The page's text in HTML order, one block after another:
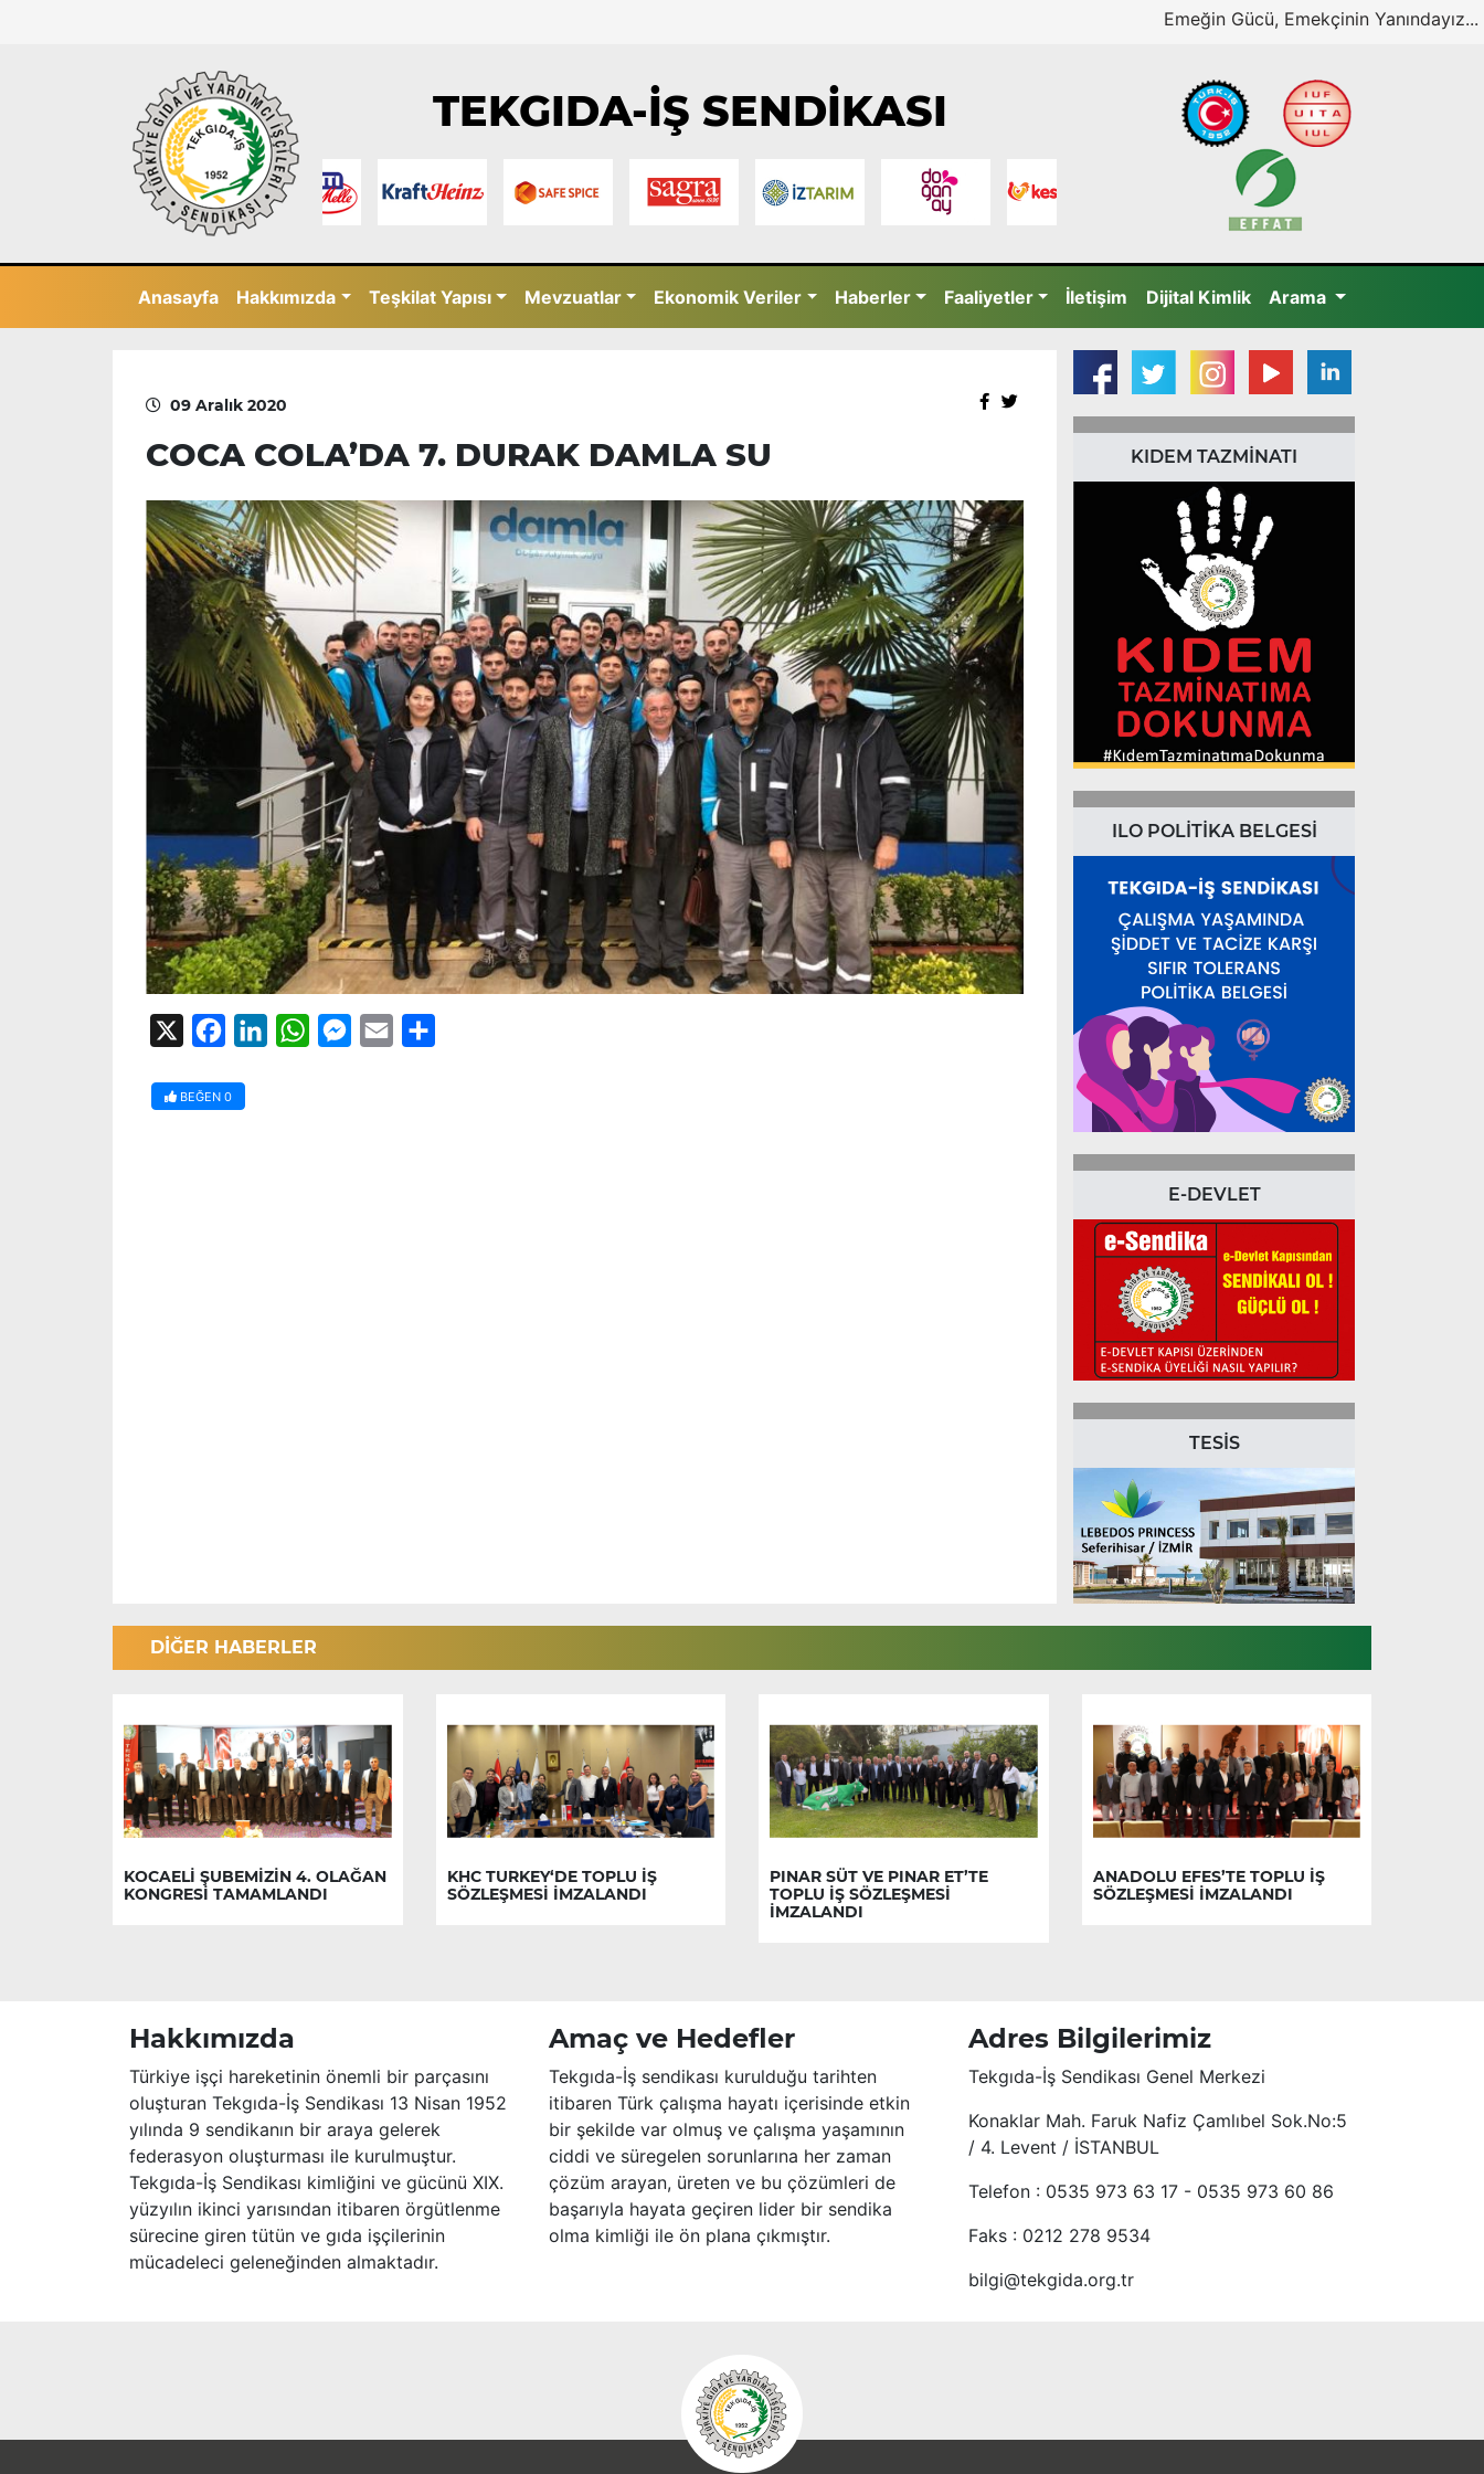
Emeğin Gücü, Emekçinin Yanındayız...
TEKGIDA-İŞ SENDİKASI
Anasayfa Hakkımızda Teşkilat Yapısı Mevzuatlar Ekonomik Veriler Haberler Faaliyetler İletişim Dijital Kimlik Arama
09 Aralık 2020
COCA COLA’DA 7. DURAK DAMLA SU
FacebookLinkedInWhatsAppMessenger
Email
BEĞEN 0
KIDEM TAZMİNATI
ILO POLİTİKA BELGESİ
E-DEVLET
TESİS
DİĞER HABERLER
KOCAELİ ŞUBEMİZİN 4. OLAĞAN
KONGRESİ TAMAMLANDI
KHC TURKEY‘DE TOPLU İŞ
SÖZLEŞMESİ İMZALANDI
PINAR SÜT VE PINAR ET’TE
TOPLU İŞ SÖZLEŞMESİ
İMZALANDI
ANADOLU EFES’TE TOPLU İŞ
SÖZLEŞMESİ İMZALANDI
Hakkımızda
Türkiye işçi hareketinin önemli bir parçasını
oluşturan Tekgıda-İş Sendikası 13 Nisan 1952
yılında 9 sendikanın bir araya gelerek
federasyon oluşturması ile kurulmuştur.
Tekgıda-İş Sendikası kimliğini ve gücünü XIX.
yüzyılın ikinci yarısından itibaren örgütlenme
sürecine giren tütün ve gıda işçilerinin
mücadeleci geleneğinden almaktadır.
Amaç ve Hedefler
Tekgıda-İş sendikası kurulduğu tarihten
itibaren Türk çalışma hayatı içerisinde etkin
bir şekilde var olmuş ve çalışma yaşamının
ciddi ve süregelen sorunlarına her zaman
çözüm arayan, üreten ve bu çözümleri de
başarıyla hayata geçiren lider bir sendika
olma kimliği ile ön plana çıkmıştır.
Adres Bilgilerimiz
Tekgıda-İş Sendikası Genel Merkezi
Konaklar Mah. Faruk Nafiz Çamlıbel Sok.No:5
/ 4. Levent / İSTANBUL
Telefon : 0535 973 63 17 - 0535 973 60 86
Faks : 0212 278 9534
bilgi@tekgida.org.tr